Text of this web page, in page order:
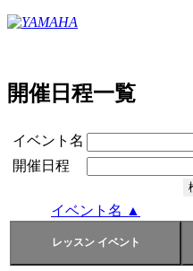
開催日程一覧
イベント名
開催日程
イベント名 ▲